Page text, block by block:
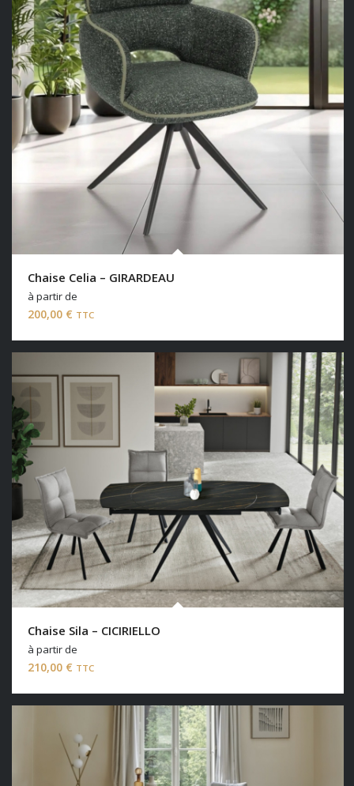
Chaise Celia – GIRARDEAU
à partir de
200,00 € TTC
Chaise Sila – CICIRIELLO
à partir de
210,00 € TTC